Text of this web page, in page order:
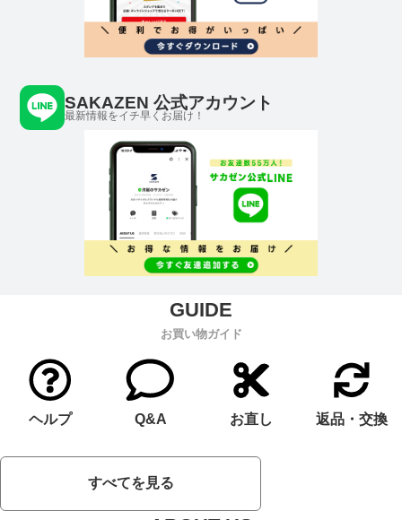
SAKAZEN 公式アカウント
最新情報をイチ早くお届け！
お買い物ガイド
ヘルプ Q&A お直し 返品・交換
すべてを見る